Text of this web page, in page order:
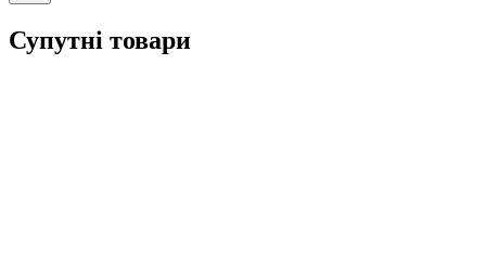
Супутні товари